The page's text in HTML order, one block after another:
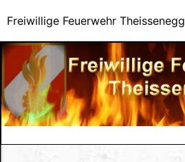
Freiwillige Feuerwehr Theissenegg